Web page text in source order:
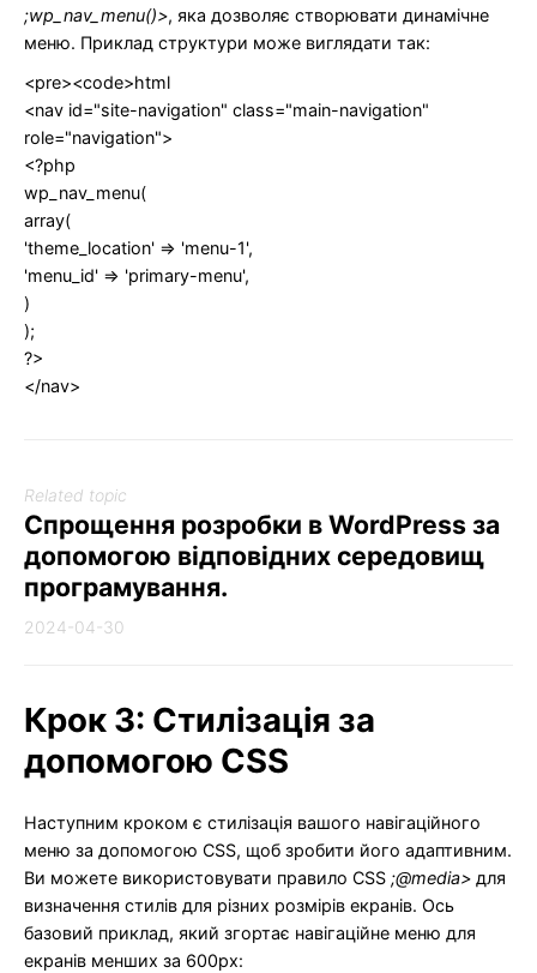
;wp_nav_menu()>, яка дозволяє створювати динамічне
меню. Приклад структури може виглядати так:
<pre><code>html
<nav id="site-navigation" class="main-navigation"
role="navigation">
<?php
wp_nav_menu(
array(
'theme_location' => 'menu-1',
'menu_id' => 'primary-menu',
)
);
?>
</nav>
Related topic
Спрощення розробки в WordPress за
допомогою відповідних середовищ
програмування.
2024-04-30
Крок 3: Стилізація за
допомогою CSS
Наступним кроком є стилізація вашого навігаційного
меню за допомогою CSS, щоб зробити його адаптивним.
Ви можете використовувати правило CSS ;@media> для
визначення стилів для різних розмірів екранів. Ось
базовий приклад, який згортає навігаційне меню для
екранів менших за 600px: